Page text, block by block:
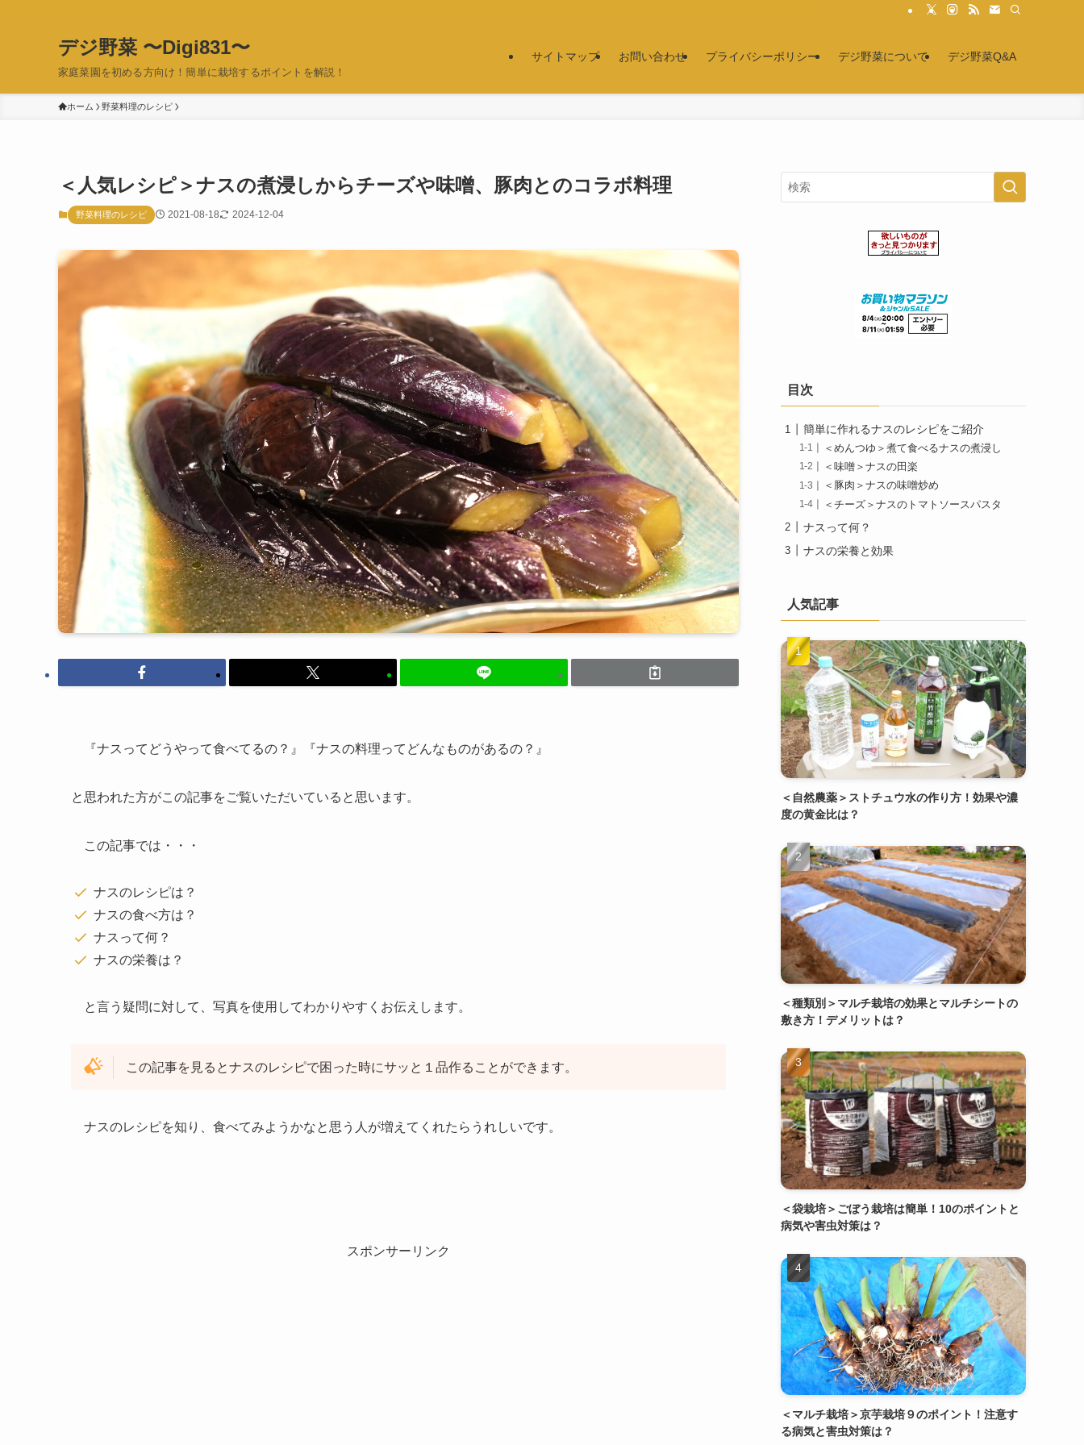
デジ野菜 〜Digi831〜
家庭菜園を初める方向け！簡単に栽培するポイントを解説！
サイトマップ お問い合わせ プライバシーポリシー デジ野菜について デジ野菜Q&A
ホーム 野菜料理のレシピ
＜人気レシピ＞ナスの煮浸しからチーズや味噌、豚肉とのコラボ料理
野菜料理のレシピ 2021-08-18 2024-12-04
『ナスってどうやって食べてるの？』『ナスの料理ってどんなものがあるの？』
と思われた方がこの記事をご覧いただいていると思います。
この記事では・・・
ナスのレシピは？
ナスの食べ方は？
ナスって何？
ナスの栄養は？
と言う疑問に対して、写真を使用してわかりやすくお伝えします。
この記事を見るとナスのレシピで困った時にサッと１品作ることができます。
ナスのレシピを知り、食べてみようかなと思う人が増えてくれたらうれしいです。
スポンサーリンク
目次
簡単に作れるナスのレシピをご紹介
＜めんつゆ＞煮て食べるナスの煮浸し
＜味噌＞ナスの田楽
＜豚肉＞ナスの味噌炒め
＜チーズ＞ナスのトマトソースパスタ
ナスって何？
ナスの栄養と効果
人気記事
＜自然農薬＞ストチュウ水の作り方！効果や濃
度の黄金比は？
＜種類別＞マルチ栽培の効果とマルチシートの
敷き方！デメリットは？
＜袋栽培＞ごぼう栽培は簡単！10のポイントと
病気や害虫対策は？
＜マルチ栽培＞京芋栽培９のポイント！注意す
る病気と害虫対策は？